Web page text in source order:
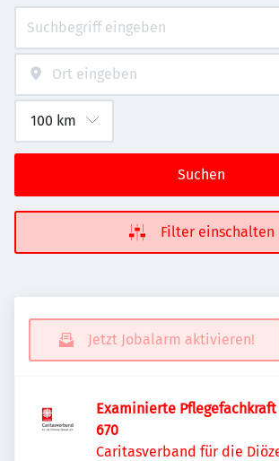
Suchen
Filter einschalten
Jetzt Jobalarm aktivieren!
Examinierte
670
Caritasverband für die